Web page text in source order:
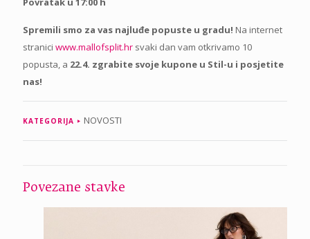
Spremili smo za vas najluđe popuste u gradu! Na internet
stranici www.mallofsplit.hr svaki dan vam otkrivamo 10
popusta, a 22.4. zgrabite svoje kupone u Stil-u i posjetite
nas!
KATEGORIJA NOVOSTI
Povezane stavke